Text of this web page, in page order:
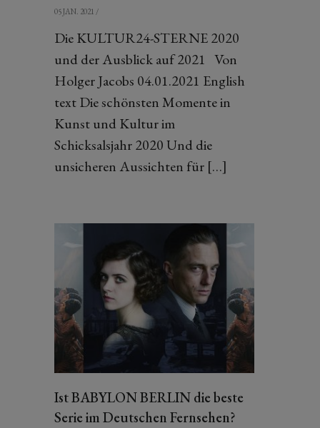
05 JAN. 2021 /
Die KULTUR24-STERNE 2020
und der Ausblick auf 2021 Von
Holger Jacobs 04.01.2021 English
text Die schönsten Momente in
Kunst und Kultur im
Schicksalsjahr 2020 Und die
unsicheren Aussichten für […]
Ist BABYLON BERLIN die beste
Serie im Deutschen Fernsehen?